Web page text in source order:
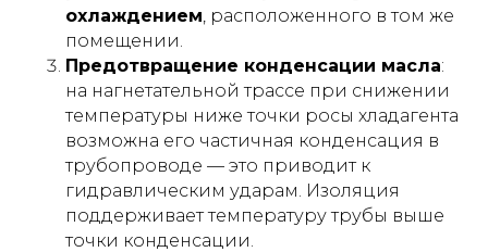
охлаждением, расположенного в том же
помещении.
Предотвращение конденсации масла:
на нагнетательной трассе при снижении
температуры ниже точки росы хладагента
возможна его частичная конденсация в
трубопроводе — это приводит к
гидравлическим ударам. Изоляция
поддерживает температуру трубы выше
точки конденсации.